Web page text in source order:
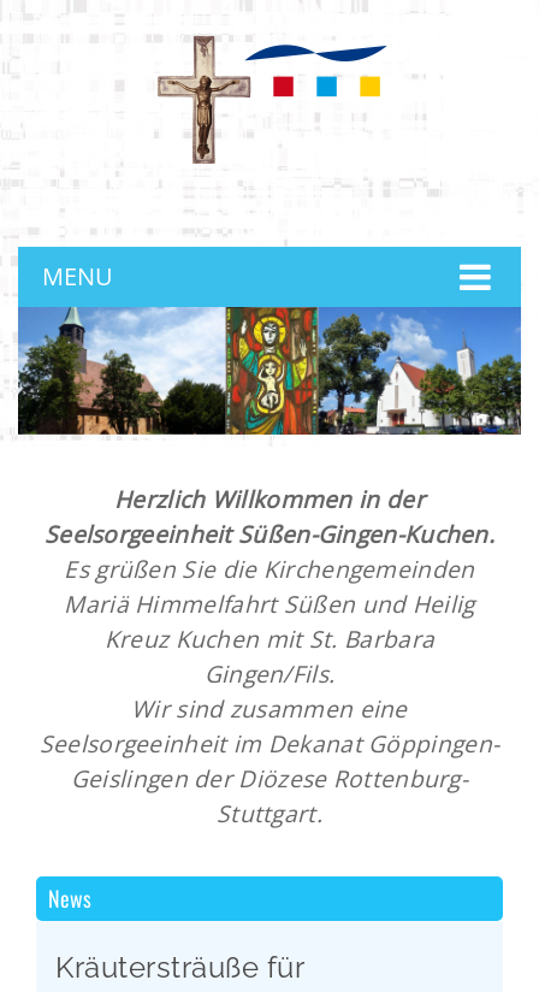
anmelden
MENU
Herzlich Willkommen in der
Seelsorgeeinheit Süßen-Gingen-Kuchen.
Es grüßen Sie die Kirchengemeinden
Mariä Himmelfahrt Süßen und Heilig
Kreuz Kuchen mit St. Barbara
Gingen/Fils.
Wir sind zusammen eine
Seelsorgeeinheit im Dekanat Göppingen-
Geislingen der Diözese Rottenburg-
Stuttgart.
News
Kräutersträuße für